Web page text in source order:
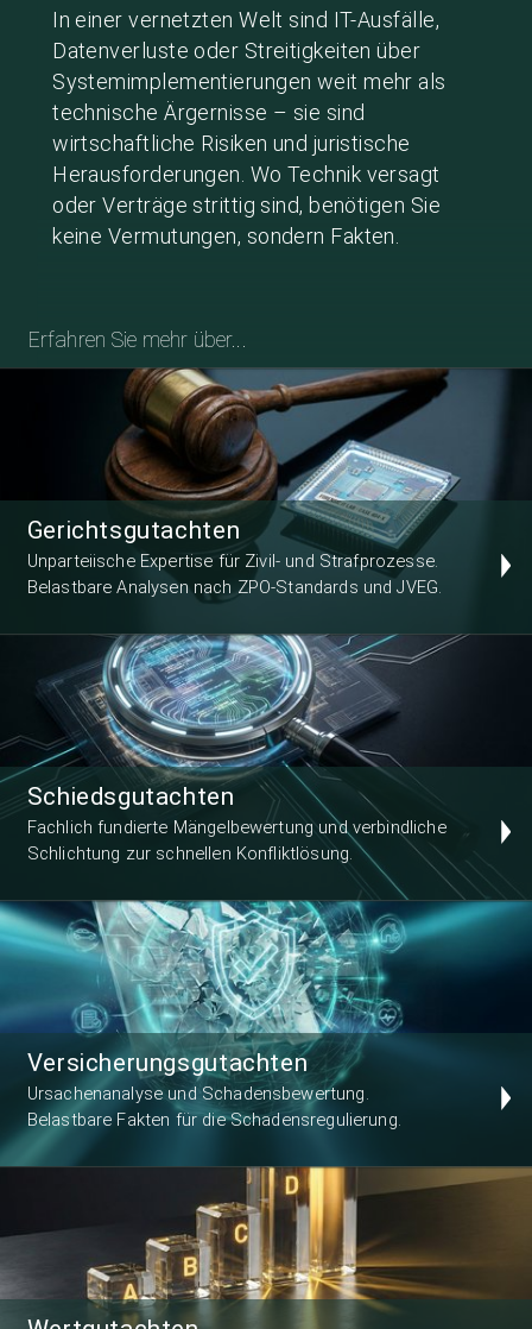
In einer vernetzten Welt sind IT-Ausfälle,
Datenverluste oder Streitigkeiten über
Systemimplementierungen weit mehr als
technische Ärgernisse – sie sind
wirtschaftliche Risiken und juristische
Herausforderungen. Wo Technik versagt
oder Verträge strittig sind, benötigen Sie
keine Vermutungen, sondern Fakten.
Erfahren Sie mehr über...
Gerichtsgutachten
Unparteiische Expertise für Zivil- und Strafprozesse.
Belastbare Analysen nach ZPO-Standards und JVEG.
Schiedsgutachten
Fachlich fundierte Mängelbewertung und verbindliche
Schlichtung zur schnellen Konfliktlösung.
Versicherungsgutachten
Ursachenanalyse und Schadensbewertung.
Belastbare Fakten für die Schadensregulierung.